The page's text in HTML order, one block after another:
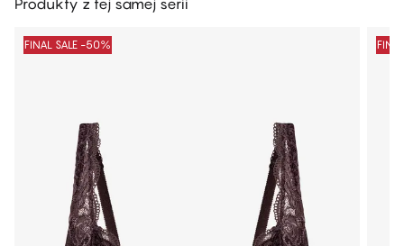
Produkty z tej samej serii
FINAL SALE -50%